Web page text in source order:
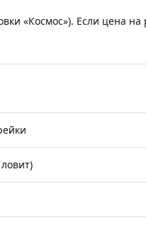
«Космос»). Если цена